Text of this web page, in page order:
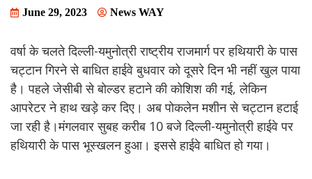
June 29, 2023 News WAY
वर्षा के चलते दिल्ली-यमुनोत्री राष्ट्रीय राजमार्ग पर हथियारी के पास
चट्टान गिरने से बाधित हाईवे बुधवार को दूसरे दिन भी नहीं खुल पाया
है। पहले जेसीबी से बोल्डर हटाने की कोशिश की गई, लेकिन
आपरेटर ने हाथ खड़े कर दिए। अब पोकलेन मशीन से चट्टान हटाई
जा रही है।मंगलवार सुबह करीब 10 बजे दिल्ली-यमुनोत्री हाईवे पर
हथियारी के पास भूस्खलन हुआ। इससे हाईवे बाधित हो गया।